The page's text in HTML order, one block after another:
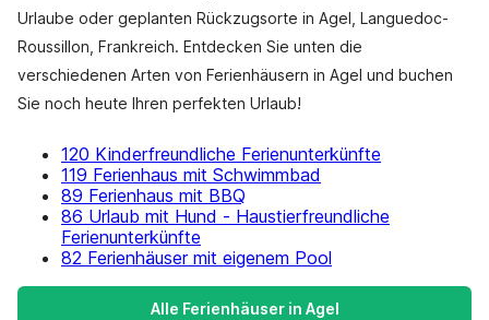
Urlaube oder geplanten Rückzugsorte in Agel, Languedoc-
Roussillon, Frankreich. Entdecken Sie unten die
verschiedenen Arten von Ferienhäusern in Agel und buchen
Sie noch heute Ihren perfekten Urlaub!
120 Kinderfreundliche Ferienunterkünfte
119 Ferienhaus mit Schwimmbad
89 Ferienhaus mit BBQ
86 Urlaub mit Hund - Haustierfreundliche
Ferienunterkünfte
82 Ferienhäuser mit eigenem Pool
Alle Ferienhäuser in Agel